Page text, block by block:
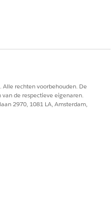
rechten voorbehouden. De
de respectieve eigenaren.
2970, 1081 LA, Amsterdam,